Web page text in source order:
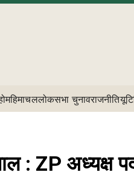
हिमाचललोकसभा चुनावराजनीति
: ZP अध्यक्ष